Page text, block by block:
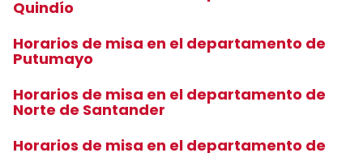
Quindío
Horarios de misa en el departamento de
Putumayo
Horarios de misa en el departamento de
Norte de Santander
Horarios de misa en el departamento de